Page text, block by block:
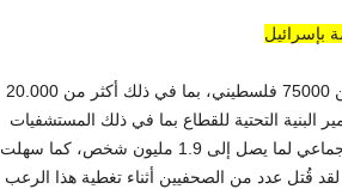
بإسرائيل
20.000
التحتية للقطاع بما في ذلك المستشفيات
والإسكان والجامعات والزراعة. وسهلت إسرائيل التهجير الجماعي لما يصل إلى 1.9 مليون شخص، كما سهلت
لقد قُتل عدد من الصحفيين أثناء تغطية هذا الرعب